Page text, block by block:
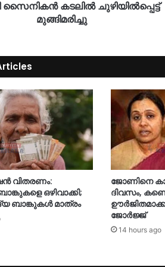
സൈനികന്‍ കടലില്‍ ചുഴിയില്‍പ്പെട്ട്
മുങ്ങിമരിച്ചു
വിതരണം:
ഒഴിവാക്കി;
ബാങ്കുകൾ മാത്രം
ജോണിനെ
ദിവസം‌,
ജോർജ്ജ്
14 hours ago